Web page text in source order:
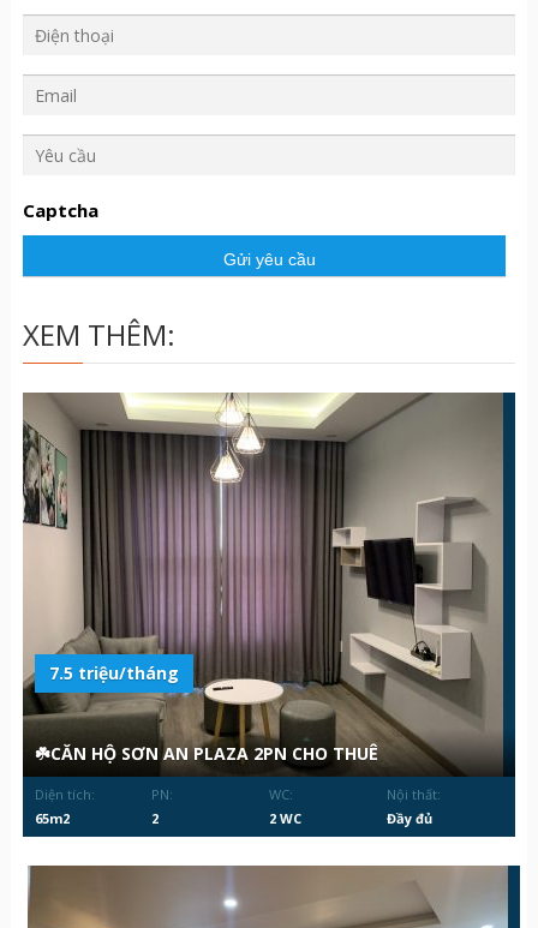
c
ầ
Captcha
XEM THÊM:
7.5 triệu/tháng
☘️CĂN HỘ SƠN AN PLAZA 2PN CHO THUÊ
Diện tích:
65m2
PN:
2
WC:
2 WC
Nội thất:
Đầy đủ